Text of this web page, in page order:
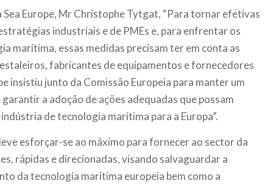
Europe, Mr Christophe Tytgat, “Para tornar efetivas
industriais e de PMEs e, para enfrentar os
marítima, essas medidas precisam ter em conta as
fabricantes de equipamentos e fornecedores
insistiu junto da Comissão Europeia para manter um
a adoção de ações adequadas que possam
de tecnologia marítima para a Europa”.
esforçar-se ao máximo para fornecer ao sector da
rápidas e direcionadas, visando salvaguardar a
da tecnologia marítima europeia bem como a